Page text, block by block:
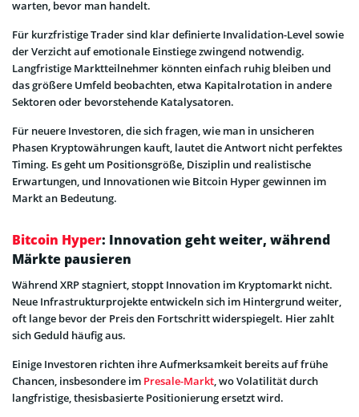
warten, bevor man handelt.
Für kurzfristige Trader sind klar definierte Invalidation-Level sowie
der Verzicht auf emotionale Einstiege zwingend notwendig.
Langfristige Marktteilnehmer könnten einfach ruhig bleiben und
das größere Umfeld beobachten, etwa Kapitalrotation in andere
Sektoren oder bevorstehende Katalysatoren.
Für neuere Investoren, die sich fragen, wie man in unsicheren
Phasen Kryptowährungen kauft, lautet die Antwort nicht perfektes
Timing. Es geht um Positionsgröße, Disziplin und realistische
Erwartungen, und Innovationen wie Bitcoin Hyper gewinnen im
Markt an Bedeutung.
Bitcoin Hyper: Innovation geht weiter, während
Märkte pausieren
Während XRP stagniert, stoppt Innovation im Kryptomarkt nicht.
Neue Infrastrukturprojekte entwickeln sich im Hintergrund weiter,
oft lange bevor der Preis den Fortschritt widerspiegelt. Hier zahlt
sich Geduld häufig aus.
Einige Investoren richten ihre Aufmerksamkeit bereits auf frühe
Chancen, insbesondere im Presale-Markt, wo Volatilität durch
langfristige, thesisbasierte Positionierung ersetzt wird.